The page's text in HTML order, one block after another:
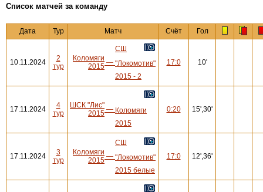
Cписок матчей за команду
Дата Тур Матч Счёт Гол
10.11.2024
2
тур
Коломяги
2015 —
СШ
"Локомотив"
2015 - 2
17:0 10'
17.11.2024
4
тур
ШСК "Лис"
2015 — Коломяги
2015
0:20 15',30'
17.11.2024
3
тур
Коломяги
2015 —
СШ
"Локомотив"
2015 белые
17:0 12',36'